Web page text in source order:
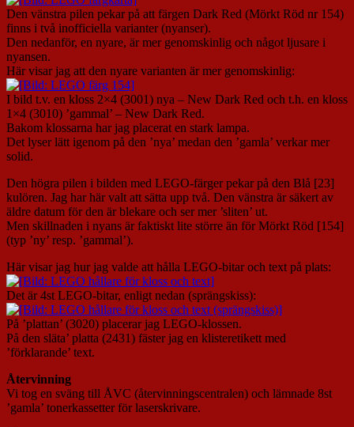
Den vänstra pilen pekar på att färgen Dark Red (Mörkt Röd nr 154)
finns i två inofficiella varianter (nyanser).
Den nedanför, en nyare, är mer genomskinlig och något ljusare i
nyansen.
Här visar jag att den nyare varianten är mer genomskinlig:
I bild t.v. en kloss 2×4 (3001) nya – New Dark Red och t.h. en kloss
1×4 (3010) ’gammal’ – New Dark Red.
Bakom klossarna har jag placerat en stark lampa.
Det lyser lätt igenom på den ’nya’ medan den ’gamla’ verkar mer
solid.
Den högra pilen i bilden med LEGO-färger pekar på den Blå [23]
kulören. Jag har här valt att sätta upp två. Den vänstra är säkert av
äldre datum för den är blekare och ser mer ’sliten’ ut.
Men skillnaden i nyans är faktiskt lite större än för Mörkt Röd [154]
(typ ’ny’ resp. ’gammal’).
Här visar jag hur jag valde att hålla LEGO-bitar och text på plats:
Det är 4st LEGO-bitar, enligt nedan (sprängskiss):
På ’plattan’ (3020) placerar jag LEGO-klossen.
På den släta’ platta (2431) fäster jag en klisteretikett med
’förklarande’ text.
Återvinning
Vi tog en sväng till ÅVC (återvinningscentralen) och lämnade 8st
’gamla’ tonerkassetter för laserskrivare.